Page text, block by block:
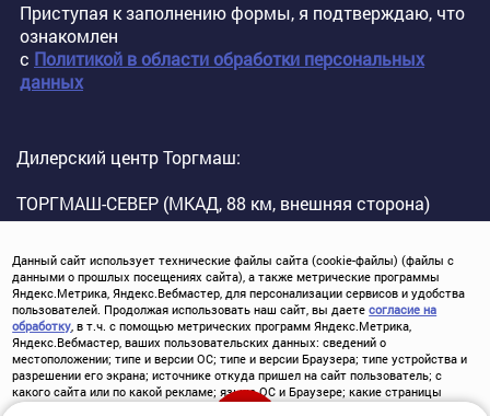
Данный сайт использует технические файлы сайта (cookie-файлы) (файлы с
данными о прошлых посещениях сайта), а также метрические программы
Яндекс.Метрика, Яндекс.Вебмастер, для персонализации сервисов и удобства
пользователей. Продолжая использовать наш сайт, вы даетесогласие на
обработку , в т.ч. с помощью метрических программ Яндекс.Метрика,
Яндекс.Вебмастер, ваших пользовательских данных: сведений о
местоположении; типе и версии ОС; типе и версии Браузера; типе устройства и
разрешении его экрана; источнике откуда пришел на сайт пользователь; с
какого сайта или по какой рекламе; языке ОС и Браузере; какие страницы
открывает и на какие кнопки нажимает пользователь; ip-адрес.
Приступая к заполнению формы, я подтверждаю, что
ознакомлен
с Политикой в области обработки персональных
данных
Дилерский центр Торгмаш:
ТОРГМАШ-СЕВЕР (МКАД, 88 км, внешняя сторона)
Выгодный обмен автомобиля